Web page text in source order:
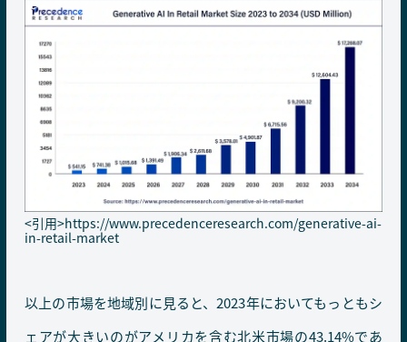
<引用>https://www.precedenceresearch.com/generative-ai-
in-retail-market
以上の市場を地域別に見ると、2023年においてもっともシ
ェアが大きいのがアメリカを含む北米市場の43.14%であ